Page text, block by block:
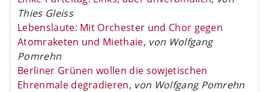
Thies Gleiss
Lebenslaute: Mit Orchester und Chor gegen
Atomraketen und Miethaie, von Wolfgang
Pomrehn
Berliner Grünen wollen die sowjetischen
Ehrenmale degradieren, von Wolfgang Pomrehn